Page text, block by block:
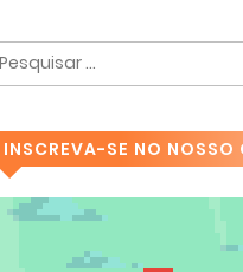
INSCREVA-SE NO NOSSO